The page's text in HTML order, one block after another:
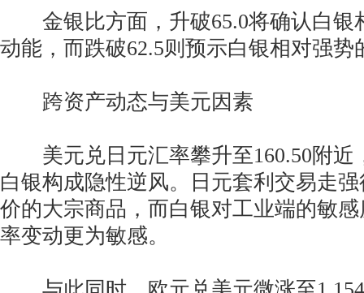
金银比方面，升破65.0将确认白银
动能，而跌破62.5则预示白银相对强势
跨资产动态与美元因素
美元兑日元汇率攀升至160.50附近
白银构成隐性逆风。日元套利交易走
价的大宗商品，而白银对工业端的敏
率变动更为敏感。